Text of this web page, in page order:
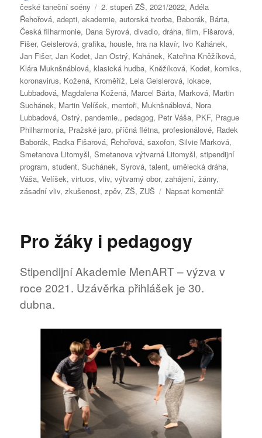
české taneční scény
Štítky:
2. stupeň ZŠ,2021/2022,Adéla
Řehořová,adepti,akademie,autorská tvorba, Baborák, Bárta,
Česká filharmonie, Dana Syrová,divadlo,dráha,film, Fišarová,
Fišer,Geislerová,grafika, housle, hra na klavír, Ivo Kahánek,
Jan Fišer,Jan Kodet,Jan Ostrý, Kahánek, Kateřina Kněžíková,
Klára Muknšnáblová,klasická hudba, Kněžíková, Kodet,komiks,
koronavirus, Kožená, Kroměříž, Lela Geislerová, lokace,
Lubbadová, Magdalena Kožená, Marcel Bárta, Marková, Martin
Suchánek, Martin Velíšek, mentoři, Muknšnáblová, Nora
Lubbadová,Ostrý,pandemie.,pedagog, Petr Váša, PKF, Prague
Philharmonia, Pražské jaro,příčná flétna,profesionálové, Radek
Baborák, Radka Fišarová, Řehořová,saxofon,Silvie Marková,
Smetanova Litomyšl,Smetanova výtvarná Litomyšl,stipendijní
program,student,Suchánek,Syrová,talent, umělecká dráha,
Váša,Velíšek,virtuos,vliv,výtvarný obor,zahájení,žánry,
zásadní vliv,zkušenost,zpěv,ZŠ,ZUŠ Napsat komentářpro
Pro žáky i pedagogy
Stipendijní Akademie MenART – výzva v
roce 2021. Uzávěrka přihlášek je 30.
dubna.